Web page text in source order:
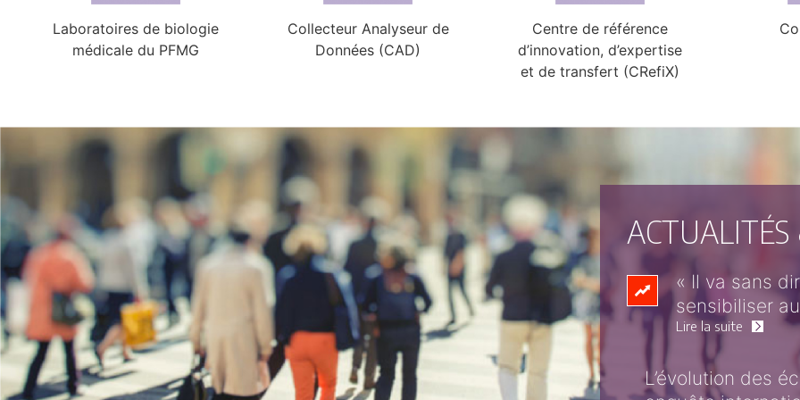
Laboratoires de biologie
médicale du PFMG
Collecteur Analyseur de
Données (CAD)
Centre de référence
d’innovation, d’expertise
et de transfert (CRefiX)
« Il va sans
sensibiliser
Lire la suite
L’évolution des